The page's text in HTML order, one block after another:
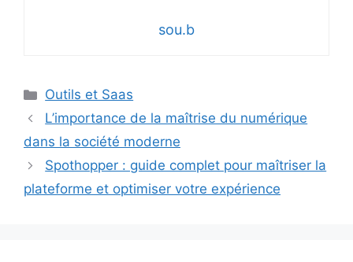
sou.b
Catégories
Outils et Saas
L’importance de la maîtrise du numérique
dans la société moderne
Spothopper : guide complet pour maîtriser la
plateforme et optimiser votre expérience